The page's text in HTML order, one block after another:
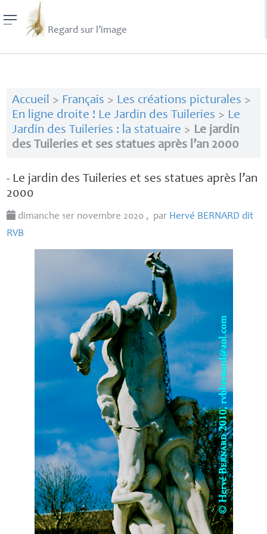
Regard sur l’image
Accueil > Français > Les créations picturales >
En ligne droite ! Le Jardin des Tuileries > Le
Jardin des Tuileries : la statuaire > Le jardin
des Tuileries et ses statues après l’an 2000
- Le jardin des Tuileries et ses statues après l’an
2000
dimanche 1er novembre 2020 , par Hervé BERNARD dit
RVB